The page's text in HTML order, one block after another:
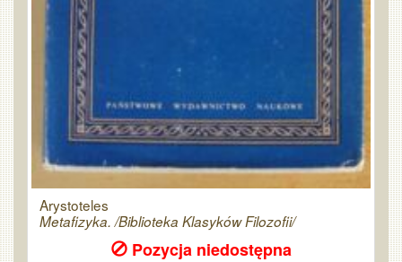
Arystoteles
Metafizyka. /Biblioteka Klasyków Filozofii/
Pozycja niedostępna